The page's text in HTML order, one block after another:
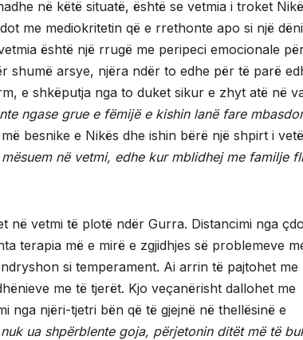
në këtë situatë, është se vetmia i troket
me mediokritetin që e rrethonte apo si një
është një rrugë me peripeci emocionale
shumë arsye, njëra ndër to edhe për të parë
e shkëputja nga to duket sikur e zhyt atë në
ngase grue e fëmijë e kishin lanë fare
besnike e Nikës dhe ishin bërë një shpirt i
mësuem në vetmi, edhe kur mblidhej me familje
në vetmi të plotë ndër Gurra. Distancimi nga
terapia më e mirë e zgjidhjes së problemeve
si temperament. Ai arrin të pajtohet me
me të tjerët. Kjo veçanërisht dallohet me
nga njëri-tjetri bën që të gjejnë në thellësinë e
ua shpërblente goja, përjetonin ditët më të